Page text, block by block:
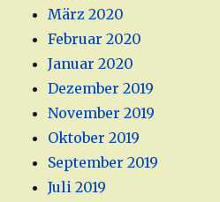
März 2020
Februar 2020
Januar 2020
Dezember 2019
November 2019
Oktober 2019
September 2019
Juli 2019